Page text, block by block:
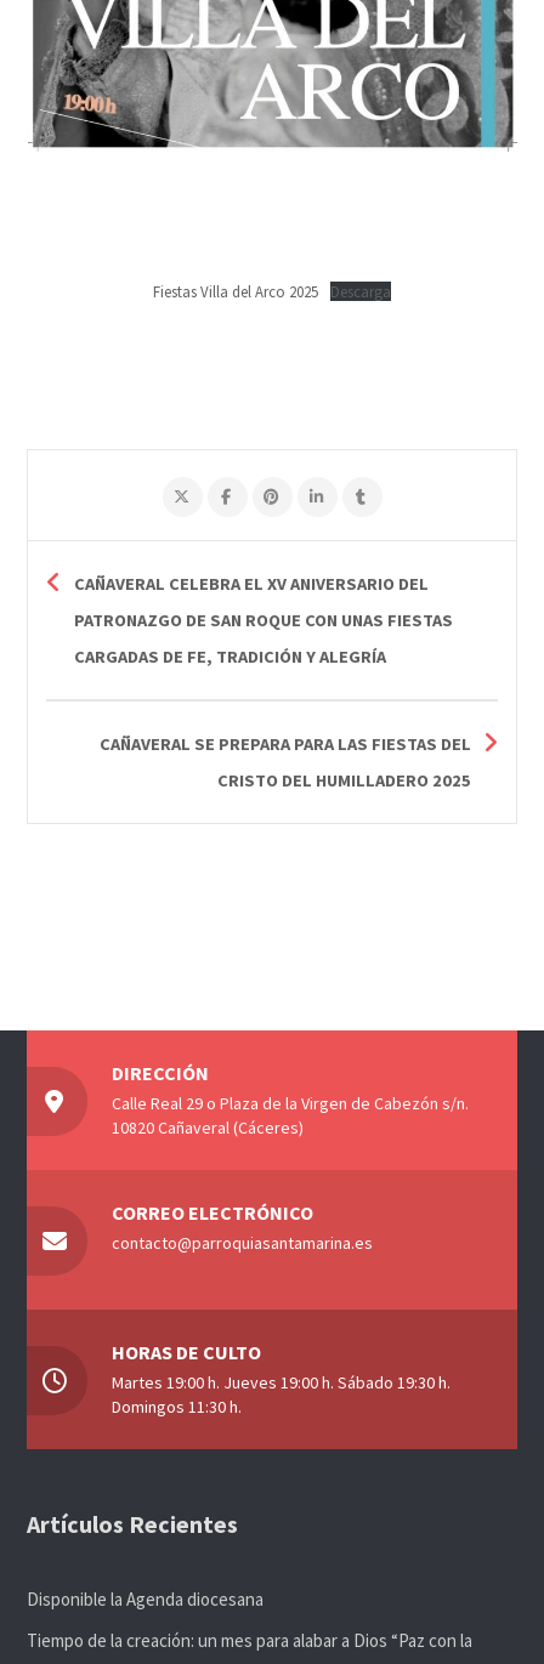
Fiestas Villa del Arco 2025 Descarga
CAÑAVERAL CELEBRA EL XV ANIVERSARIO DEL
PATRONAZGO DE SAN ROQUE CON UNAS FIESTAS
CARGADAS DE FE, TRADICIÓN Y ALEGRÍA
CAÑAVERAL SE PREPARA PARA LAS FIESTAS DEL
CRISTO DEL HUMILLADERO 2025
DIRECCIÓN
Calle Real 29 o Plaza de la Virgen de Cabezón s/n.
10820 Cañaveral (Cáceres)
CORREO ELECTRÓNICO
contacto@parroquiasantamarina.es
HORAS DE CULTO
Martes 19:00 h. Jueves 19:00 h. Sábado 19:30 h.
Domingos 11:30 h.
Artículos Recientes
Disponible la Agenda diocesana
Tiempo de la creación: un mes para alabar a Dios “Paz con la